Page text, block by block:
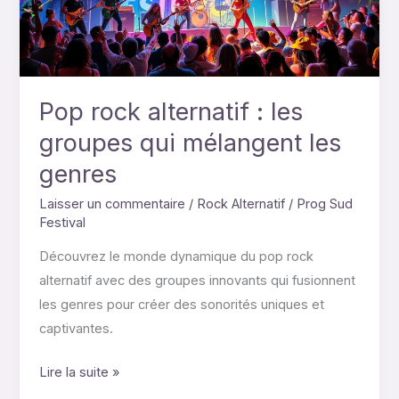
Pop rock alternatif : les
groupes qui mélangent les
genres
Laisser un commentaire / Rock Alternatif / Prog Sud
Festival
Découvrez le monde dynamique du pop rock
alternatif avec des groupes innovants qui fusionnent
les genres pour créer des sonorités uniques et
captivantes.
qui
mélangent
les
genres
Lire la suite »